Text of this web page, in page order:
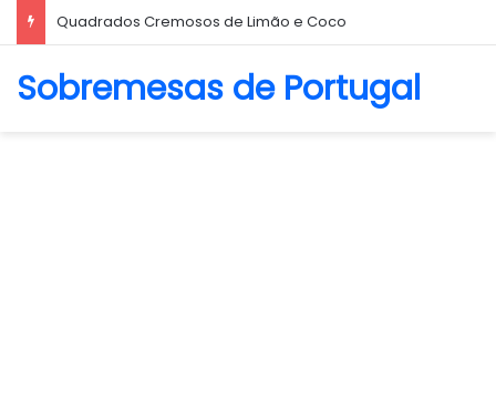
Biscoito Amanteigado
Sobremesas de Portugal